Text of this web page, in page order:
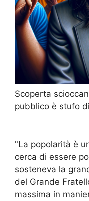
Scoperta
pubblico è stufo
"La popolarità è
cerca di essere
sosteneva la
del Grande
massima in